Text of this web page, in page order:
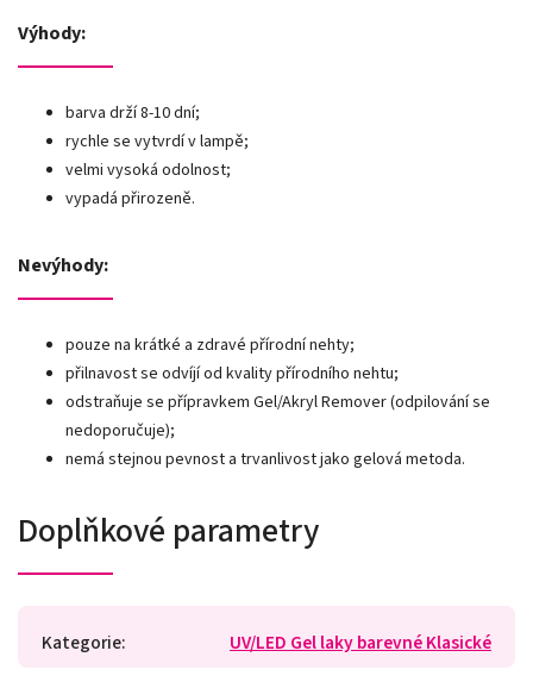
Výhody:
barva drží 8-10 dní;
rychle se vytvrdí v lampě;
velmi vysoká odolnost;
vypadá přirozeně.
Nevýhody:
pouze na krátké a zdravé přírodní nehty;
přilnavost se odvíjí od kvality přírodního nehtu;
odstraňuje se přípravkem Gel/Akryl Remover (odpilování se
nedoporučuje);
nemá stejnou pevnost a trvanlivost jako gelová metoda.
Doplňkové parametry
Kategorie: UV/LED Gel laky barevné Klasické